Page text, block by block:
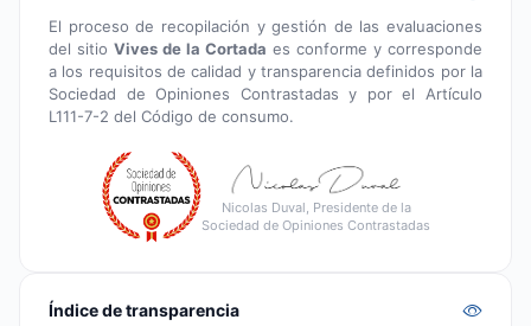
El proceso de recopilación y gestión de las evaluaciones
del sitio Vives de la Cortada es conforme y corresponde
a los requisitos de calidad y transparencia definidos por la
Sociedad de Opiniones Contrastadas y por el Artículo
L111-7-2 del Código de consumo.
Nicolas Duval, Presidente de la
Sociedad de Opiniones Contrastadas
Índice de transparencia